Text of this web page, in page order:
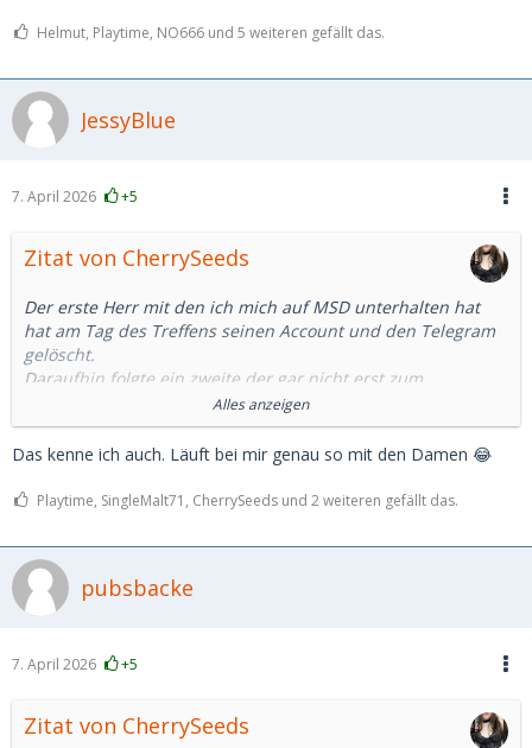
Helmut, Playtime, NO666 und 5 weiteren gefällt das.
JessyBlue
7. April 2026 +5
Zitat von CherrySeeds
Der erste Herr mit den ich mich auf MSD unterhalten hat
hat am Tag des Treffens seinen Account und den Telegram
gelöscht.
Daraufhin folgte ein zweite der gar nicht erst zum
ausgemachten Treffen kam, dabei hieß es er wäre gleich da.
Nach 20 Minuten bin ich dann auch gegangen.
einem Telefont. Ich weiß wirklich nicht was das soll und ich
Einen habe ich sogar erlebt der Bilder von einem polnischen
Influencer benutzt hat. Da frage ich mich immernoch wie er
sich das bei einem Treffen vorgestellt hat.
Also ja. Es gibt täglich neue Anfragen. Aber die wenigsten
Man muss also leider doch viele viele Stunden darin
Alles anzeigen
Das kenne ich auch. Läuft bei mir genau so mit den Damen 😂
Playtime, SingleMalt71, CherrySeeds und 2 weiteren gefällt das.
pubsbacke
7. April 2026 +5
Zitat von CherrySeeds